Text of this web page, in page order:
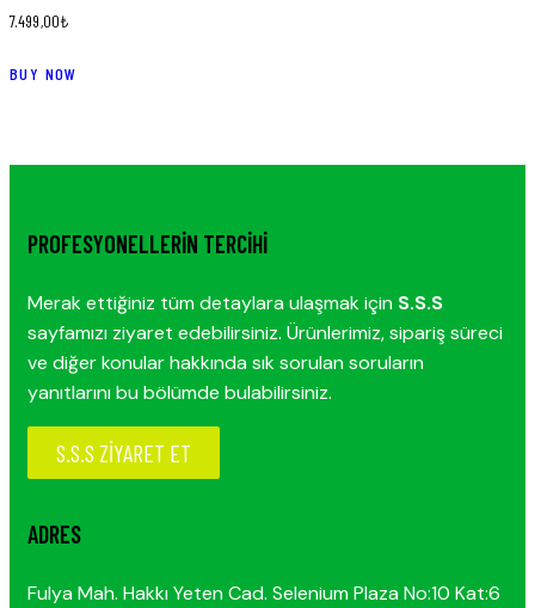
7.499,00₺
BUY NOW
PROFESYONELLERIN TERCIHI
Merak ettiğiniz tüm detaylara ulaşmak için S.S.S
sayfamızı ziyaret edebilirsiniz. Ürünlerimiz, sipariş süreci
ve diğer konular hakkında sık sorulan soruların
yanıtlarını bu bölümde bulabilirsiniz.
S.S.S ZİYARET ET
ADRES
Fulya Mah. Hakkı Yeten Cad. Selenium Plaza No:10 Kat:6